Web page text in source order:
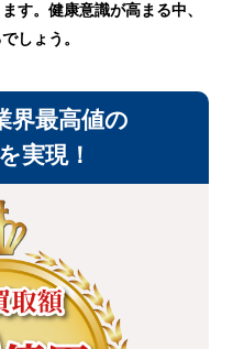
す。健康意識が高まる中、
しょう。
界最高値の
実現！